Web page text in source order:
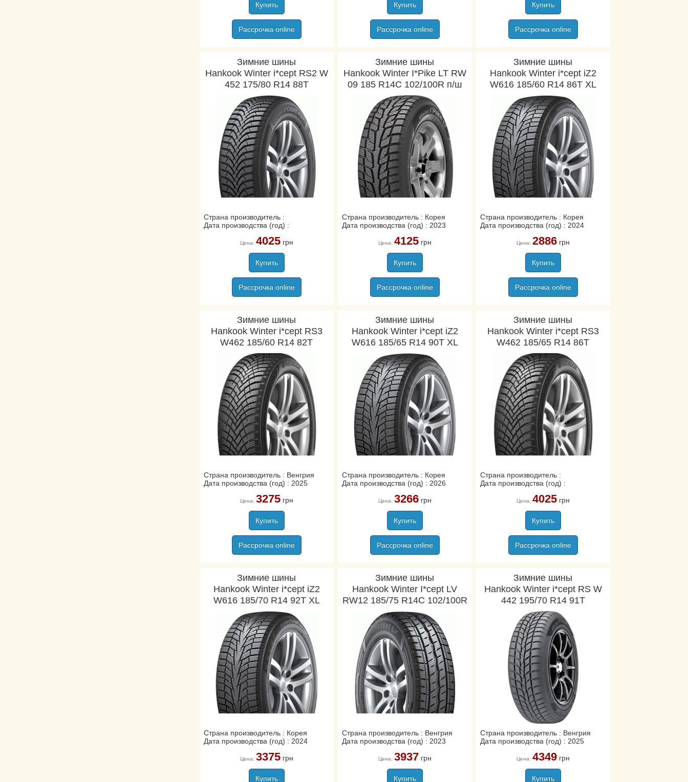
Купить
Рассрочка online
Купить
Рассрочка online
Купить
Рассрочка online
Зимние шины
Hankook Winter i*cept RS2 W
452 175/80 R14 88T
Страна производитель :
Дата производства (год) :
Цена: 4025грн
Купить
Рассрочка online
Зимние шины
Hankook Winter I*Pike LT RW
09 185 R14C 102/100R п/ш
Страна производитель : Корея
Дата производства (год) : 2023
Цена: 4125грн
Купить
Рассрочка online
Зимние шины
Hankook Winter i*cept iZ2
W616 185/60 R14 86T XL
Страна производитель : Корея
Дата производства (год) : 2024
Цена: 2886грн
Купить
Рассрочка online
Зимние шины
Hankook Winter i*cept RS3
W462 185/60 R14 82T
Страна производитель : Венгрия
Дата производства (год) : 2025
Цена: 3275грн
Купить
Рассрочка online
Зимние шины
Hankook Winter i*cept iZ2
W616 185/65 R14 90T XL
Страна производитель : Корея
Дата производства (год) : 2026
Цена: 3266грн
Купить
Рассрочка online
Зимние шины
Hankook Winter i*cept RS3
W462 185/65 R14 86T
Страна производитель :
Дата производства (год) :
Цена: 4025грн
Купить
Рассрочка online
Зимние шины
Hankook Winter i*cept iZ2
W616 185/70 R14 92T XL
Страна производитель : Корея
Дата производства (год) : 2024
Цена: 3375грн
Купить
Зимние шины
Hankook Winter I*cept LV
RW12 185/75 R14C 102/100R
Страна производитель : Венгрия
Дата производства (год) : 2023
Цена: 3937грн
Купить
Зимние шины
Hankook Winter i*cept RS W
442 195/70 R14 91T
Страна производитель : Венгрия
Дата производства (год) : 2025
Цена: 4349грн
Купить